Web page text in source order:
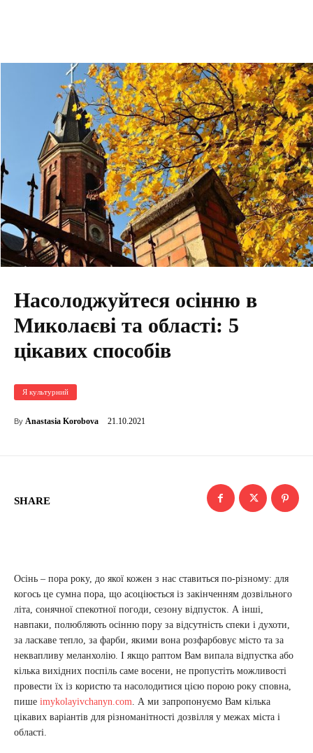
Насолоджуйтеся осінню в
Миколаєві та області: 5
цікавих способів
Я культурний
By Anastasia Korobova 21.10.2021
SHARE
Осінь – пора року, до якої кожен з нас ставиться по-різному: для
когось це сумна пора, що асоціюється із закінченням дозвільного
літа, сонячної спекотної погоди, сезону відпусток. А інші,
навпаки, полюбляють осінню пору за відсутність спеки і духоти,
за ласкаве тепло, за фарби, якими вона розфарбовує місто та за
неквапливу меланхолію. І якщо раптом Вам випала відпустка або
кілька вихідних поспіль саме восени, не пропустіть можливості
провести їх із користю та насолодитися цією порою року сповна,
пише imykolayivchanyn.com. А ми запропонуємо Вам кілька
цікавих варіантів для різноманітності дозвілля у межах міста і
області.